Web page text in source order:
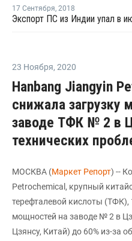
17 Сентября, 2018
Экспорт ПС из Индии упал в
23 Ноября, 2020
Hanbang Jiangyin
снижала загрузку
заводе ТФК № 2 в
технических
МОСКВА (Маркет Репорт) --
Petrochemical, крупный
терефталевой кислоты (ТФК),
мощностей на заводе № 2 в
Цзянсу, Китай) до 60% из-за